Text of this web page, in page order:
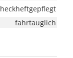
fahrtauglich